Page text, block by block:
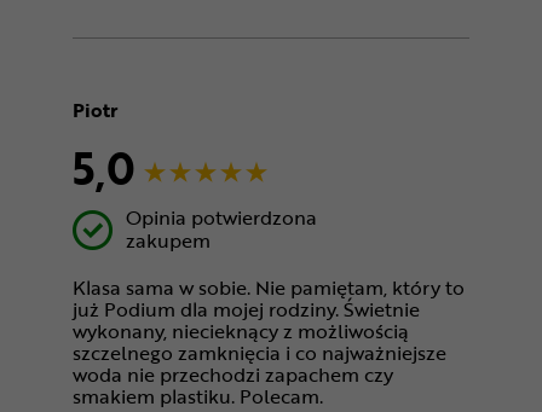
Piotr
5,0
Opinia potwierdzona
zakupem
Klasa sama w sobie. Nie pamiętam, który to
już Podium dla mojej rodziny. Świetnie
wykonany, niecieknący z możliwością
szczelnego zamknięcia i co najważniejsze
woda nie przechodzi zapachem czy
smakiem plastiku. Polecam.